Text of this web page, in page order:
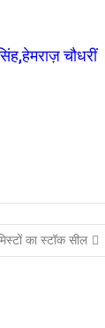
चौधरीं
का स्टॉक सील